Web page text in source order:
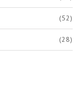
(52)
(28)